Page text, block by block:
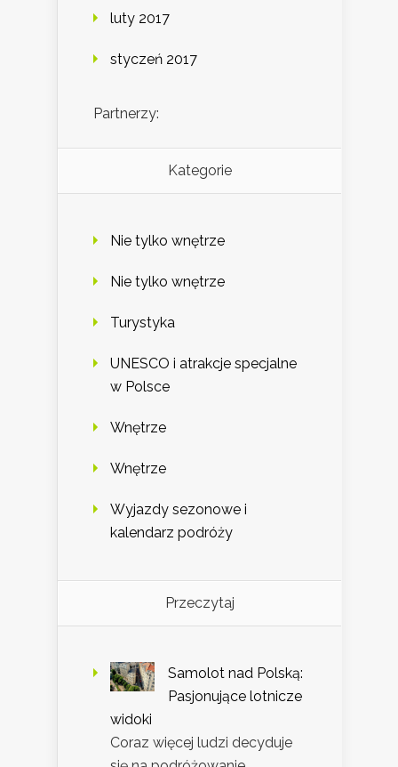
luty 2017
styczeń 2017
Partnerzy:
Kategorie
Nie tylko wnętrze
Nie tylko wnętrze
Turystyka
UNESCO i atrakcje specjalne
w Polsce
Wnętrze
Wnętrze
Wyjazdy sezonowe i
kalendarz podróży
Przeczytaj
Samolot nad Polską:
Pasjonujące lotnicze
widoki
Coraz więcej ludzi decyduje